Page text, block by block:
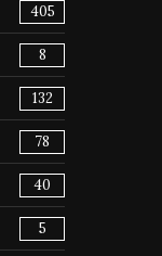
405
8
132
78
40
5